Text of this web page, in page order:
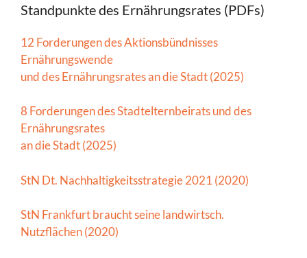
Standpunkte des Ernährungsrates (PDFs)
12 Forderungen des Aktionsbündnisses
Ernährungswende
und des Ernährungsrates an die Stadt (2025)
8 Forderungen des Stadtelternbeirats und des
Ernährungsrates
an die Stadt (2025)
StN Dt. Nachhaltigkeitsstrategie 2021 (2020)
StN Frankfurt braucht seine landwirtsch.
Nutzflächen (2020)